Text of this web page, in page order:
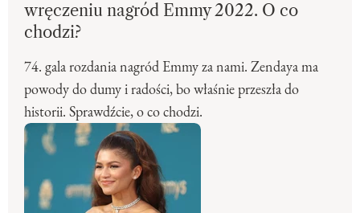
wręczeniu nagród Emmy 2022. O co
chodzi?
74. gala rozdania nagród Emmy za nami. Zendaya ma
powody do dumy i radości, bo właśnie przeszła do
historii. Sprawdźcie, o co chodzi.